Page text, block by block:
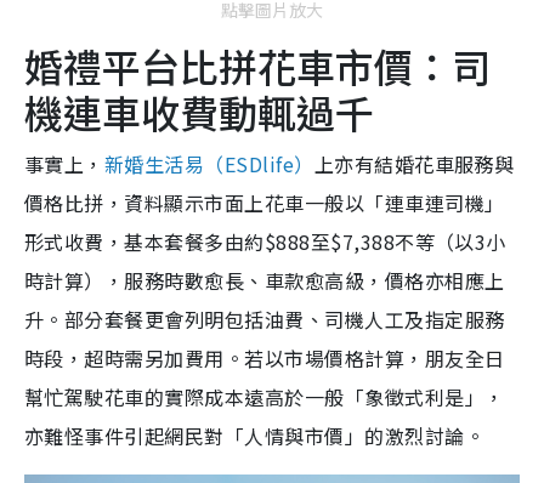
點擊圖片放大
婚禮平台比拼花車市價：司
機連車收費動輒過千
事實上， 新婚生活易（ESDlife）
上亦有結婚花車服務與
價格比拼，資料顯示市面上花車一般以「連車連司機」
形式收費，基本套餐多由約$888至$7,388不等（以3小
時計算），服務時數愈長、車款愈高級，價格亦相應上
升。部分套餐更會列明包括油費、司機人工及指定服務
時段，超時需另加費用。若以市場價格計算，朋友全日
幫忙駕駛花車的實際成本遠高於一般「象徵式利是」，
亦難怪事件引起網民對「人情與市價」的激烈討論。